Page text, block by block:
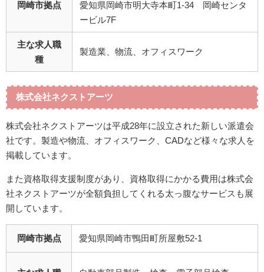
岡崎市拠点
愛知県岡崎市明大寺本町1-34 岡崎センタ
ービル7F
主な求人職
種
製造業、物流、オフィスワーク
株式会社ネクストアーツ
株式会社ネクストアーツは平成28年に設立された新しい派遣会
社です。製造や物流、オフィスワーク、CADなど様々な求人を
掲載しています。
また資格取得支援制度があり、資格取得にかかる費用は株式会
社ネクストアーツが全額負担してくれる太っ腹なサービスも展
開しています。
岡崎市拠点 愛知県岡崎市鴨田町所屋敷52-1